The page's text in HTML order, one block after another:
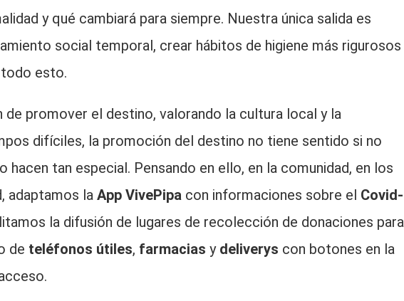
y qué cambiará para siempre. Nuestra única salida es
social temporal, crear hábitos de higiene más rigurosos
todo esto.
de promover el destino, valorando la cultura local y la
difíciles, la promoción del destino no tiene sentido si no
hacen tan especial. Pensando en ello, en la comunidad, en los
adaptamos la App VivePipa con informaciones sobre el Covid-
la difusión de lugares de recolección de donaciones para
de teléfonos útiles, farmacias y deliverys con botones en la